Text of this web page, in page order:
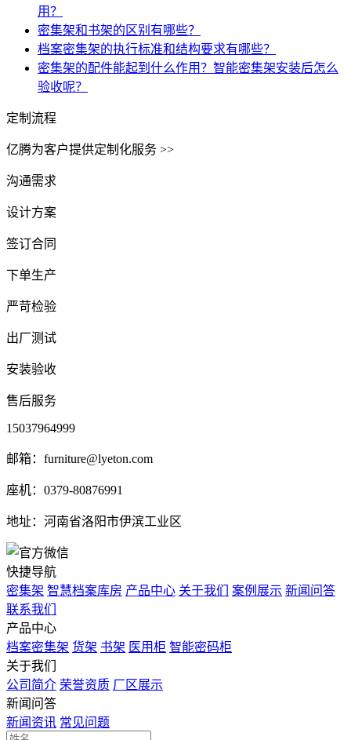
用？
密集架和书架的区别有哪些？
档案密集架的执行标准和结构要求有哪些？
密集架的配件能起到什么作用？智能密集架安装后怎么
验收呢？
定制流程
亿腾为客户提供定制化服务 >>
沟通需求
设计方案
签订合同
下单生产
严苛检验
出厂测试
安装验收
售后服务
15037964999
邮箱：furniture@lyeton.com
座机：0379-80876991
地址：河南省洛阳市伊滨工业区
快捷导航
密集架 智慧档案库房 产品中心 关于我们 案例展示 新闻问答
联系我们
产品中心
档案密集架 货架 书架 医用柜 智能密码柜
关于我们
公司简介 荣誉资质 厂区展示
新闻问答
新闻资讯 常见问题